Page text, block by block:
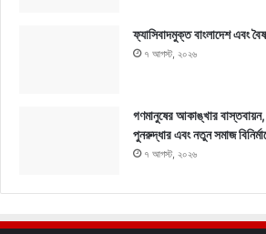
ফ্যাসিবাদমুক্ত বাংলাদেশ এবং
৭ আগস্ট, ২০২৬
গণমানুষের আকাঙ্খার
পুনরুদ্ধার এবং নতুন সমাজ
৭ আগস্ট, ২০২৬